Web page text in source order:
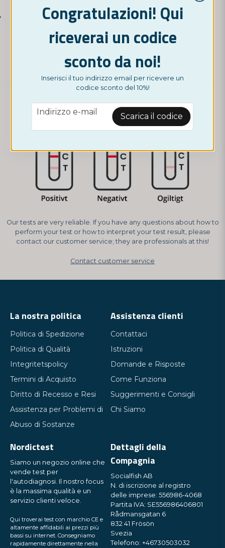
Wait for the colored lines to appear. Read
the result after 10 minutes. Positive results
interpret the result after 20 minutes.
How to read your test:
Our tests are very reliable. If you have any questions about how to
perform your test or how to interpret your test result, please
contact our customer service; they are professionals at this!
Contact customer service
Congratulazioni! Qui
riceverai un codice
sconto da noi!
Inserisci il tuo indirizzo email per ricevere un
codice sconto del 10%!
email
Indirizzo e-mail Scarica il codice
La nostra politica
Politica di Spedizione
Politica di Qualità
Integritetspolicy
Termini di Acquisto
Diritto di Recesso e Resi
Assistenza per Problemi di
Abuso di Sostanze
Assistenza clienti
Contattaci
Istruzioni
Domande e Risposte
Come Funziona
Suggerimenti e Consigli
Chi Siamo
Nordictest
Siamo un negozio online che
vende test per
l'autodiagnosi. Il nostro focus
è la massima qualità e un
servizio clienti veloce.
Qui troverai test con marchio CE e
altamente affidabili ai prezzi più
bassi su internet. Consegniamo
rapidamente direttamente nella
Dettagli della
Compagnia
Socialfish AB
N. di iscrizione al registro
delle imprese: 556986-4068
Partita IVA: SE556986406801
Rådmansgatan 6
832 41 Frösön
Svezia
Telefono: +46730503032